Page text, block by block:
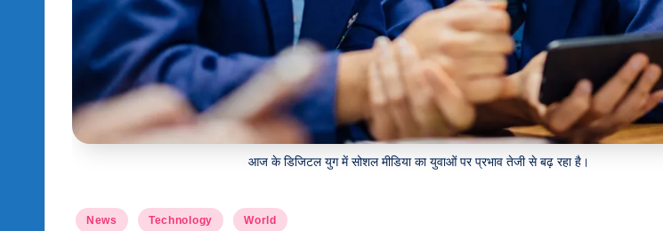
आज के डिजिटल युग में सोशल मीडिया का युवाओं पर प्रभाव तेजी से बढ़ रहा है।
Posted
News Technology World